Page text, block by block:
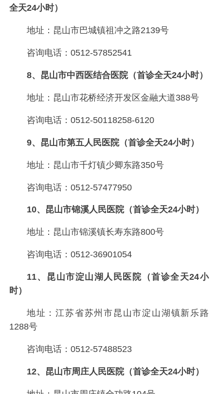
全天24小时）
地址：昆山市巴城镇祖冲之路2139号
咨询电话：0512-57852541
8、昆山市中西医结合医院（首诊全天24小时）
地址：昆山市花桥经济开发区金融大道388号
咨询电话：0512-50118258-6120
9、昆山市第五人民医院（首诊全天24小时）
地址：昆山市千灯镇少卿东路350号
咨询电话：0512-57477950
10、昆山市锦溪人民医院（首诊全天24小时）
地址：昆山市锦溪镇长寿东路800号
咨询电话：0512-36901054
11、昆山市淀山湖人民医院（首诊全天24小
时）
地址：江苏省苏州市昆山市淀山湖镇新乐路
1288号
咨询电话：0512-57488523
12、昆山市周庄人民医院（首诊全天24小时）